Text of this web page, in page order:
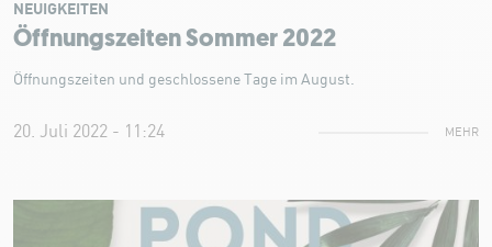
Öffnungszeiten Sommer 2022
NEUIGKEITEN
Öffnungszeiten und geschlossene Tage im August.
20. Juli 2022 - 11:24 MEHR